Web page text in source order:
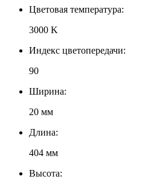
Цветовая температура:
3000 K
Индекс цветопередачи:
90
Ширина:
20 мм
Длина:
404 мм
Высота: